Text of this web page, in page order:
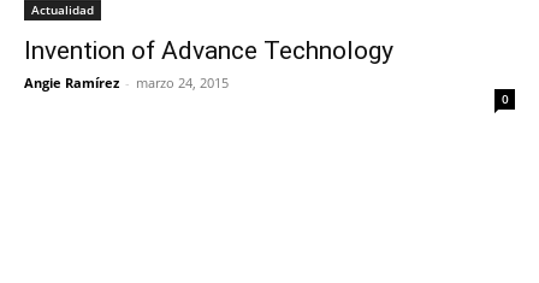
Actualidad
Invention of Advance Technology
Angie Ramírez - marzo 24, 2015
0